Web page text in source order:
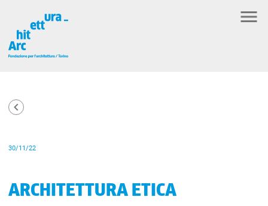
30/11/22
ARCHITETTURA ETICA